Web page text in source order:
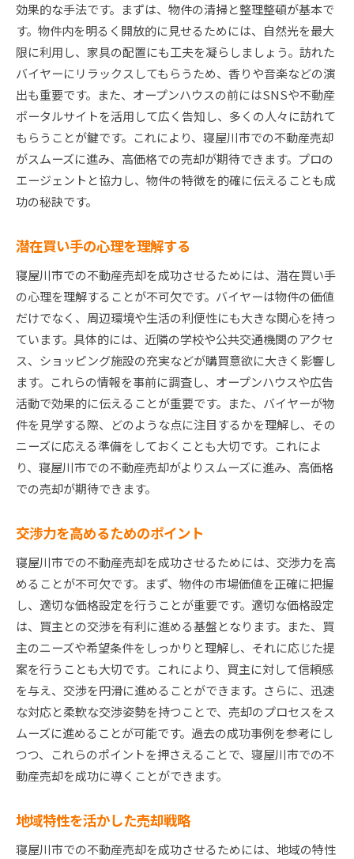
効果的な手法です。まずは、物件の清掃と整理整頓が基本で
す。物件内を明るく開放的に見せるためには、自然光を最大
限に利用し、家具の配置にも工夫を凝らしましょう。訪れた
バイヤーにリラックスしてもらうため、香りや音楽などの演
出も重要です。また、オープンハウスの前にはSNSや不動産
ポータルサイトを活用して広く告知し、多くの人々に訪れて
もらうことが鍵です。これにより、寝屋川市での不動産売却
がスムーズに進み、高価格での売却が期待できます。プロの
エージェントと協力し、物件の特徴を的確に伝えることも成
功の秘訣です。
潜在買い手の心理を理解する
寝屋川市での不動産売却を成功させるためには、潜在買い手
の心理を理解することが不可欠です。バイヤーは物件の価値
だけでなく、周辺環境や生活の利便性にも大きな関心を持っ
ています。具体的には、近隣の学校や公共交通機関のアクセ
ス、ショッピング施設の充実などが購買意欲に大きく影響し
ます。これらの情報を事前に調査し、オープンハウスや広告
活動で効果的に伝えることが重要です。また、バイヤーが物
件を見学する際、どのような点に注目するかを理解し、その
ニーズに応える準備をしておくことも大切です。これによ
り、寝屋川市での不動産売却がよりスムーズに進み、高価格
での売却が期待できます。
交渉力を高めるためのポイント
寝屋川市での不動産売却を成功させるためには、交渉力を高
めることが不可欠です。まず、物件の市場価値を正確に把握
し、適切な価格設定を行うことが重要です。適切な価格設定
は、買主との交渉を有利に進める基盤となります。また、買
主のニーズや希望条件をしっかりと理解し、それに応じた提
案を行うことも大切です。これにより、買主に対して信頼感
を与え、交渉を円滑に進めることができます。さらに、迅速
な対応と柔軟な交渉姿勢を持つことで、売却のプロセスをス
ムーズに進めることが可能です。過去の成功事例を参考にし
つつ、これらのポイントを押さえることで、寝屋川市での不
動産売却を成功に導くことができます。
地域特性を活かした売却戦略
寝屋川市での不動産売却を成功させるためには、地域の特性